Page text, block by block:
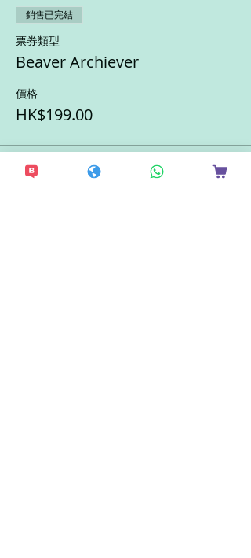
銷售已完結
票券類型
Beaver Archiever
價格
HK$199.00